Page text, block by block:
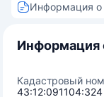
Информация
Информация
Кадастровый
43:12:091104:324